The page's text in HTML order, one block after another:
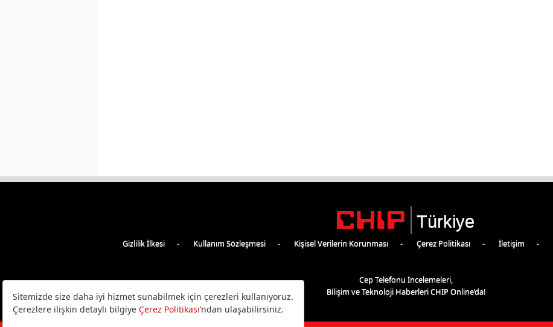
Türkiye
Gizlilik İlkesi Kullanım Sözleşmesi Kişisel Verilerin Korunması Çerez Politikası İletişim
Cep Telefonu İncelemeleri,
Bilişim ve Teknoloji Haberleri CHIP Online’da!